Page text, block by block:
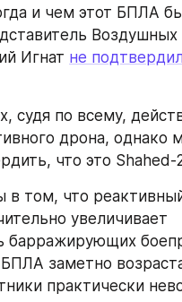
и чем этот БПЛА
Игнат не подтвердил
судя по всему,
дрона, однако
что это Shahed-
в том, что
увеличивает
барражирующих
БПЛА заметно
практически